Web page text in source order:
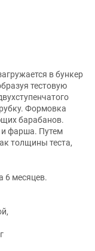
в бункер
тестовую
Формовка
барабанов.
и фарша. Путем
толщины теста,
6 месяцев.